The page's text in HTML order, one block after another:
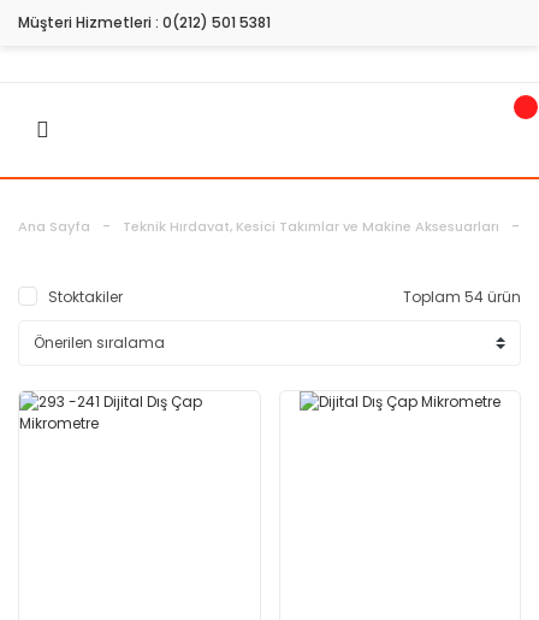
Müşteri Hizmetleri : 0(212) 501 5381
Ana Sayfa Teknik Hırdavat, Kesici Takımlar ve Makine Aksesuarları
Stoktakiler Toplam 54 ürün